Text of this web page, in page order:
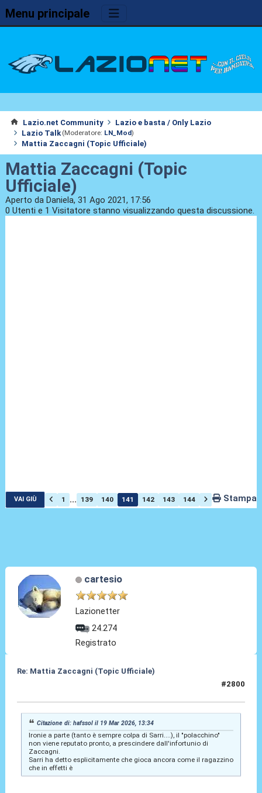
Menu principale
Lazio.net Community
Lazio e basta / Only Lazio
Lazio Talk (Moderatore: LN_Mod)
Mattia Zaccagni (Topic Ufficiale)
Mattia Zaccagni (Topic
Ufficiale)
Aperto da Daniela, 31 Ago 2021, 17:56
0 Utenti e 1 Visitatore stanno visualizzando questa discussione.
VAI GIÙ 1 ... 139 140 141 142 143 144 Stampa
cartesio
Lazionetter
24.274
Registrato
Re: Mattia Zaccagni (Topic Ufficiale)
#2800
Citazione di: hafssol il 19 Mar 2026, 13:34
Ironie a parte (tanto è sempre colpa di Sarri....), il "polacchino"
non viene reputato pronto, a prescindere dall'infortunio di
Zaccagni.
Sarri ha detto esplicitamente che gioca ancora come il ragazzino
che in effetti è